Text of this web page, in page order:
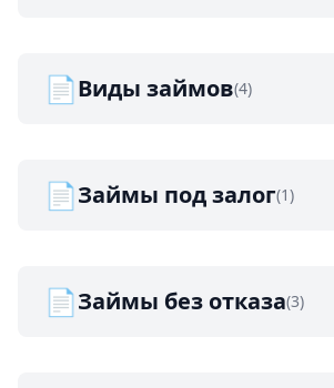
📄Виды займов(4)
📄Займы под залог(1)
📄Займы без отказа(3)